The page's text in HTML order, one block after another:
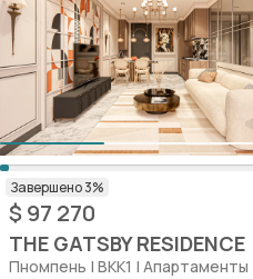
$ 97 270
THE GATSBY RESIDENCE
Пномпень | BKK1 | Апартаменты